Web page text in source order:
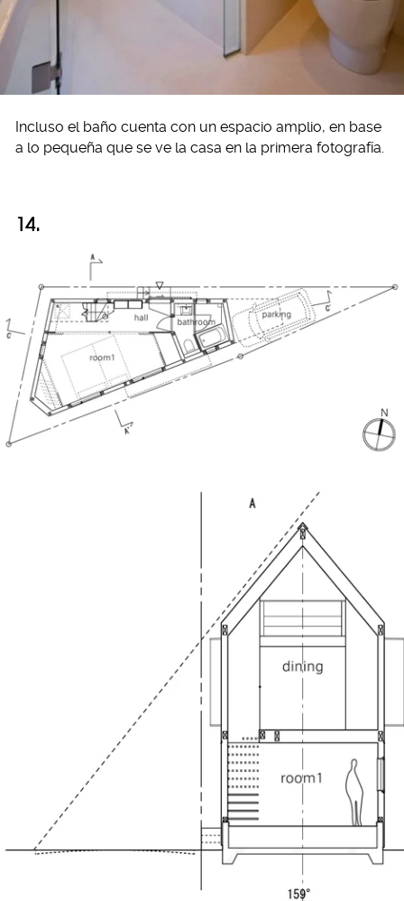
Incluso el baño cuenta con un espacio amplio, en base
a lo pequeña que se ve la casa en la primera fotografía.
14.